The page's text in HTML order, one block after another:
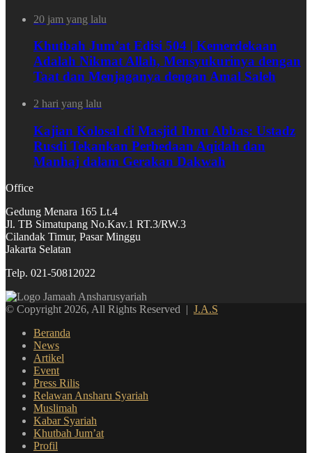
20 jam yang lalu
Khutbah Jum’at Edisi 504 | Kemerdekaan
Adalah Nikmat Allah, Mensyukurinya dengan
Taat dan Menjaganya dengan Amal Saleh
2 hari yang lalu
Kajian Kolosal di Masjid Ibnu Abbas: Ustadz
Rusdi Tekankan Perbedaan Aqidah dan
Manhaj dalam Gerakan Dakwah
Office
Gedung Menara 165 Lt.4
Jl. TB Simatupang No.Kav.1 RT.3/RW.3
Cilandak Timur, Pasar Minggu
Jakarta Selatan
Telp. 021-50812022
© Copyright 2026, All Rights Reserved | J.A.S
Beranda
News
Artikel
Event
Press Rilis
Relawan Ansharu Syariah
Muslimah
Kabar Syariah
Khutbah Jum’at
Profil